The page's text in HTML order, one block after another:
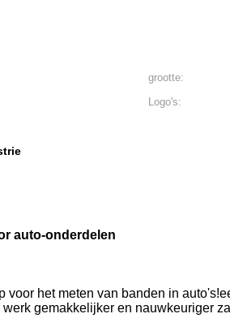
grootte:
Logo's:
auto-onderdelen
het meten van banden in
gemakkelijker en nauwkeuriger